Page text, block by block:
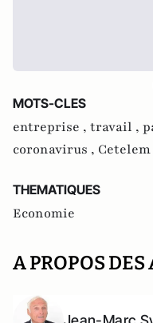
MOTS-CLES
entreprise , travail ,
coronavirus , Cetelem
THEMATIQUES
Economie
A PROPOS DES